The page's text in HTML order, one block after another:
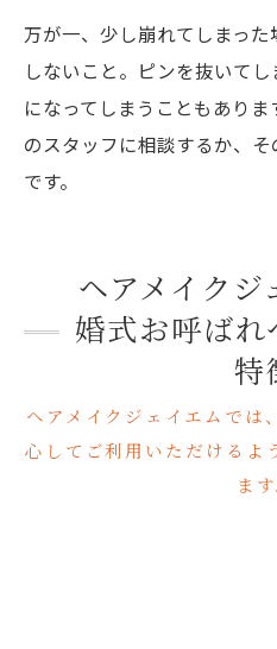
万が一、少し崩れてしまっ
しないこと。ピンを抜いて
になってしまうこともあり
のスタッフに相談するか、
です。
ヘアメイク
婚式お呼ばれ
特
ヘアメイクジェイエムでは
心してご利用いただけるよ
ます